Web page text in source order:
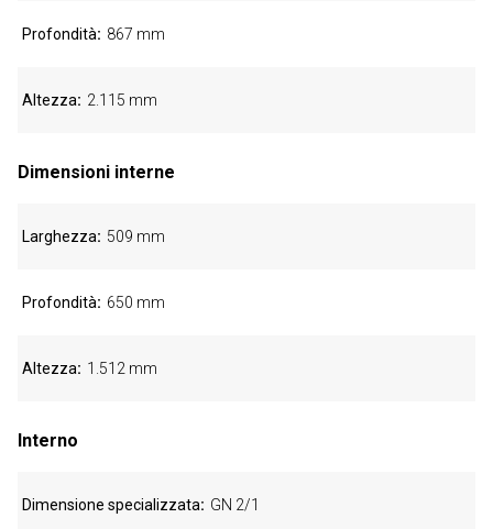
Profondità 867 mm
Altezza 2.115 mm
Dimensioni interne
Larghezza 509 mm
Profondità 650 mm
Altezza 1.512 mm
Interno
Dimensione specializzata GN 2/1